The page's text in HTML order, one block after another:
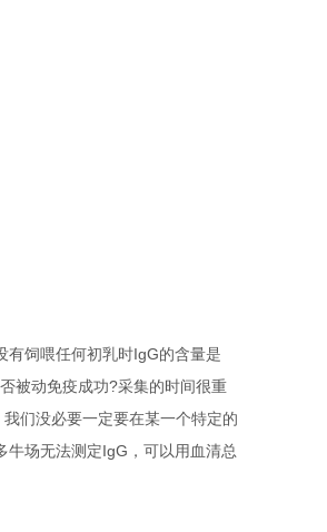
有饲喂任何初乳时IgG的含量是
被动免疫成功?采集的时间很重
们没必要一定要在某一个特定的
牛场无法测定IgG ，可以用血清总